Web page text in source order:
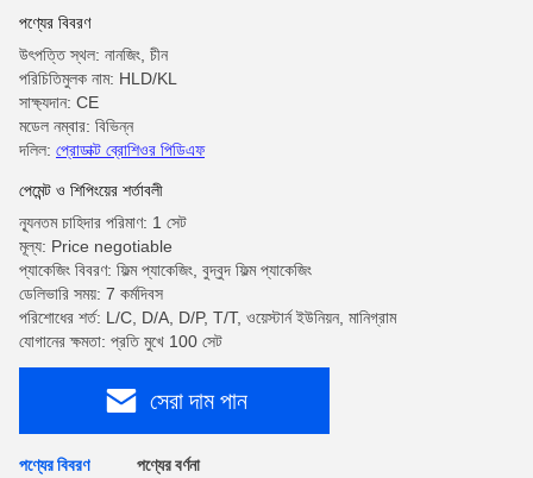
পণ্যের বিবরণ
উৎপত্তি স্থল: নানজিং, চীন
পরিচিতিমুলক নাম: HLD/KL
সাক্ষ্যদান: CE
মডেল নম্বার: বিভিন্ন
দলিল: প্রোডাক্ট ব্রোশিওর পিডিএফ
পেমেন্ট ও শিপিংয়ের শর্তাবলী
ন্যূনতম চাহিদার পরিমাণ: 1 সেট
মূল্য: Price negotiable
প্যাকেজিং বিবরণ: ফিল্ম প্যাকেজিং, বুদ্বুদ ফিল্ম প্যাকেজিং
ডেলিভারি সময়: 7 কর্মদিবস
পরিশোধের শর্ত: L/C, D/A, D/P, T/T, ওয়েস্টার্ন ইউনিয়ন, মানিগ্রাম
যোগানের ক্ষমতা: প্রতি মুখে 100 সেট
সেরা দাম পান
পণ্যের বিবরণ পণ্যের বর্ণনা